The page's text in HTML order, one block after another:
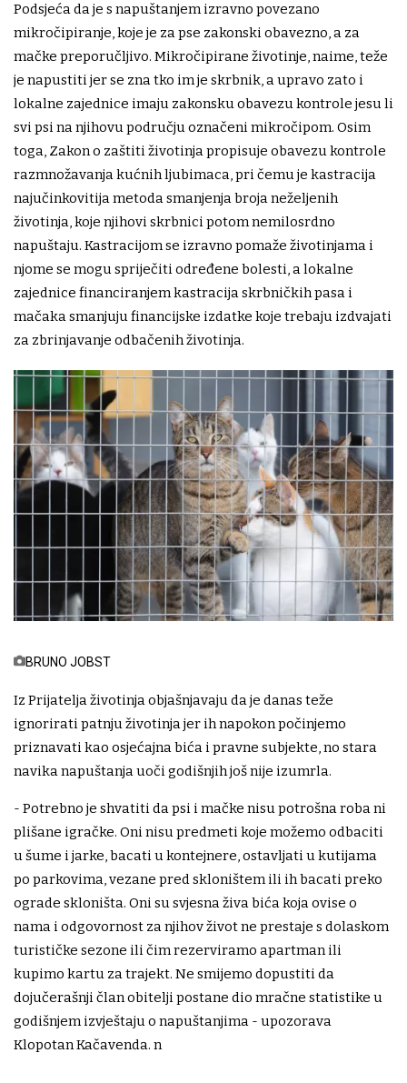
Podsjeća da je s napuštanjem izravno povezano
mikročipiranje, koje je za pse zakonski obavezno, a za
mačke preporučljivo. Mikročipirane životinje, naime, teže
je napustiti jer se zna tko im je skrbnik, a upravo zato i
lokalne zajednice imaju zakonsku obavezu kontrole jesu li
svi psi na njihovu području označeni mikročipom. Osim
toga, Zakon o zaštiti životinja propisuje obavezu kontrole
razmnožavanja kućnih ljubimaca, pri čemu je kastracija
najučinkovitija metoda smanjenja broja neželjenih
životinja, koje njihovi skrbnici potom nemilosrdno
napuštaju. Kastracijom se izravno pomaže životinjama i
njome se mogu spriječiti određene bolesti, a lokalne
zajednice financiranjem kastracija skrbničkih pasa i
mačaka smanjuju financijske izdatke koje trebaju izdvajati
za zbrinjavanje odbačenih životinja.
BRUNO JOBST
Iz Prijatelja životinja objašnjavaju da je danas teže
ignorirati patnju životinja jer ih napokon počinjemo
priznavati kao osjećajna bića i pravne subjekte, no stara
navika napuštanja uoči godišnjih još nije izumrla.
- Potrebno je shvatiti da psi i mačke nisu potrošna roba ni
plišane igračke. Oni nisu predmeti koje možemo odbaciti
u šume i jarke, bacati u kontejnere, ostavljati u kutijama
po parkovima, vezane pred skloništem ili ih bacati preko
ograde skloništa. Oni su svjesna živa bića koja ovise o
nama i odgovornost za njihov život ne prestaje s dolaskom
turističke sezone ili čim rezerviramo apartman ili
kupimo kartu za trajekt. Ne smijemo dopustiti da
dojučerašnji član obitelji postane dio mračne statistike u
godišnjem izvještaju o napuštanjima - upozorava
Klopotan Kačavenda. n